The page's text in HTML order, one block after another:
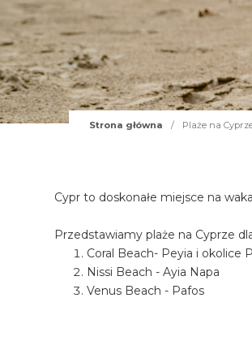
Strona główna / Plaże na
Cypr to doskonałe miejsce na
Przedstawiamy plaże na Cyprze
Coral Beach- Peyia i okolice
Nissi Beach - Ayia Napa
Venus Beach - Pafos